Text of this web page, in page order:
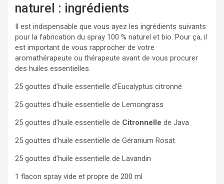
naturel : ingrédients
Il est indispensable que vous ayez les ingrédients suivants
pour la fabrication du spray 100 % naturel et bio. Pour ça, il
est important de vous rapprocher de votre
aromathérapeute ou thérapeute avant de vous procurer
des huiles essentielles.
25 gouttes d’huile essentielle d’Eucalyptus citronné
25 gouttes d’huile essentielle de Lemongrass
25 gouttes d’huile essentielle de Citronnelle de Java
25 gouttes d’huile essentielle de Géranium Rosat
25 gouttes d’huile essentielle de Lavandin
1 flacon spray vide et propre de 200 ml